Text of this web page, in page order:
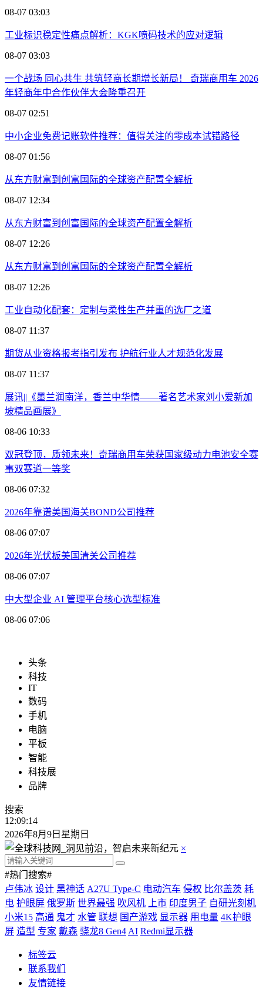
08-07 03:03
工业标识稳定性痛点解析：KGK喷码技术的应对逻辑
08-07 03:03
一个战场 同心共生 共筑轻商长期增长新局！ 奇瑞商用车 2026
年轻商年中合作伙伴大会隆重召开
08-07 02:51
中小企业免费记账软件推荐：值得关注的零成本试错路径
08-07 01:56
从东方财富到创富国际的全球资产配置全解析
08-07 12:34
从东方财富到创富国际的全球资产配置全解析
08-07 12:26
从东方财富到创富国际的全球资产配置全解析
08-07 12:26
工业自动化配套：定制与柔性生产并重的选厂之道
08-07 11:37
期货从业资格报考指引发布 护航行业人才规范化发展
08-07 11:37
展讯||《墨兰润南洋，香兰中华情——著名艺术家刘小爱新加
坡精品画展》
08-06 10:33
双冠登顶，质领未来！奇瑞商用车荣获国家级动力电池安全赛
事双赛道一等奖
08-06 07:32
2026年靠谱美国海关BOND公司推荐
08-06 07:07
2026年光伏板美国清关公司推荐
08-06 07:07
中大型企业 AI 管理平台核心选型标准
08-06 07:06
头条
科技
IT
数码
手机
电脑
平板
智能
科技展
品牌
搜索
12:09:15
2026年8月9日星期日
×
#热门搜索#
卢伟冰 设计 黑神话 A27U Type-C 电动汽车 侵权 比尔盖茨 耗
电 护眼屏 俄罗斯 世界最强 吹风机 上市 印度男子 自研光刻机
小米15 高通 鬼才 水管 联想 国产游戏 显示器 用电量 4K护眼
屏 造型 专家 戴森 骁龙8 Gen4AI Redmi显示器
标签云
联系我们
友情链接